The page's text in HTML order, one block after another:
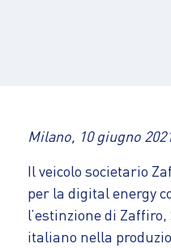
Milano, 10 giugno
Il veicolo societario
per la digital energy
l’estinzione di
italiano nella